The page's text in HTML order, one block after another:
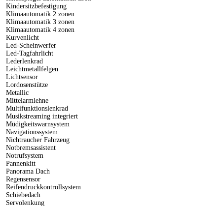
Kindersitzbefestigung
Klimaautomatik 2 zonen
Klimaautomatik 3 zonen
Klimaautomatik 4 zonen
Kurvenlicht
Led-Scheinwerfer
Led-Tagfahrlicht
Lederlenkrad
Leichtmetallfelgen
Lichtsensor
Lordosenstütze
Metallic
Mittelarmlehne
Multifunktionslenkrad
Musikstreaming integriert
Müdigkeitswarnsystem
Navigationssystem
Nichtraucher Fahrzeug
Notbremsassistent
Notrufsystem
Pannenkitt
Panorama Dach
Regensensor
Reifendruckkontrollsystem
Schiebedach
Servolenkung